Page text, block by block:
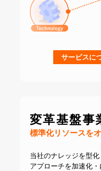
サービスに
変革基盤事
標準化リソースを
当社のナレッジを型
アプローチを加速化